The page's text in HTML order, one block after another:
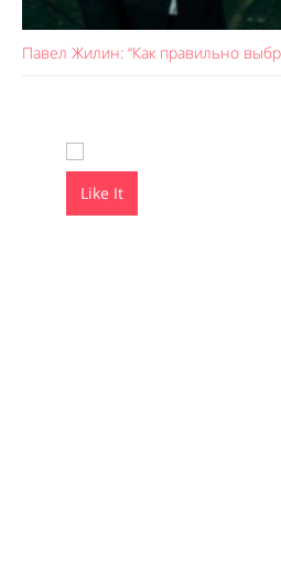
Павел Жилин: “Как правильно
Like It